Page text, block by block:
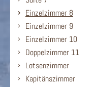
Einzelzimmer 8
Einzelzimmer 9
Einzelzimmer 10
Doppelzimmer 11
Lotsenzimmer
Kapitänszimmer